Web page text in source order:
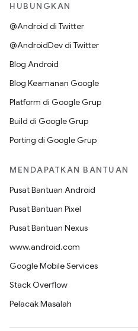
HUBUNGKAN
@Android di Twitter
@AndroidDev di Twitter
Blog Android
Blog Keamanan Google
Platform di Google Grup
Build di Google Grup
Porting di Google Grup
MENDAPATKAN BANTUAN
Pusat Bantuan Android
Pusat Bantuan Pixel
Pusat Bantuan Nexus
www.android.com
Google Mobile Services
Stack Overflow
Pelacak Masalah